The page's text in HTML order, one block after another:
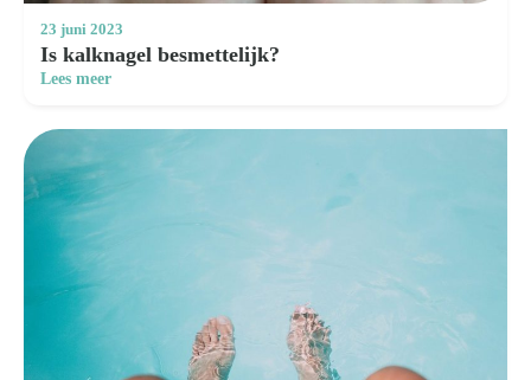
23 juni 2023
Is kalknagel besmettelijk?
Lees meer